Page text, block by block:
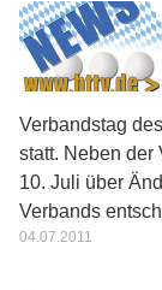
Verbandstag
statt. Neben der
10. Juli über
Verbands
04.07.2011